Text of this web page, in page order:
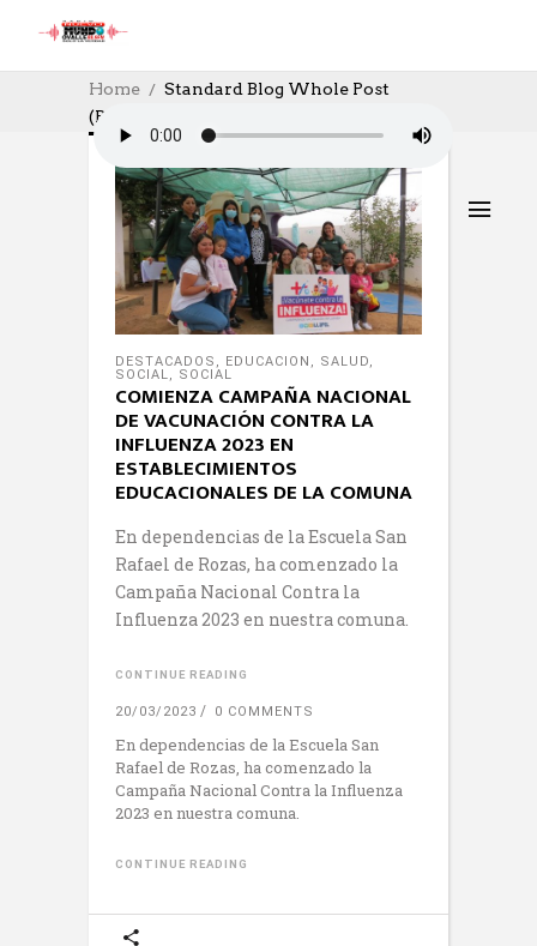
Home
Standard Blog Whole Post
(Page 240)
DESTACADOS , EDUCACION , SALUD,
SOCIAL, SOCIAL
COMIENZA CAMPAÑA NACIONAL
DE VACUNACIÓN CONTRA LA
INFLUENZA 2023 EN
ESTABLECIMIENTOS
EDUCACIONALES DE LA COMUNA
En dependencias de la Escuela San
Rafael de Rozas, ha comenzado la
Campaña Nacional Contra la
Influenza 2023 en nuestra comuna.
CONTINUE READING
20/03/2023 0 COMMENTS
En dependencias de la Escuela San
Rafael de Rozas, ha comenzado la
Campaña Nacional Contra la Influenza
2023 en nuestra comuna.
CONTINUE READING